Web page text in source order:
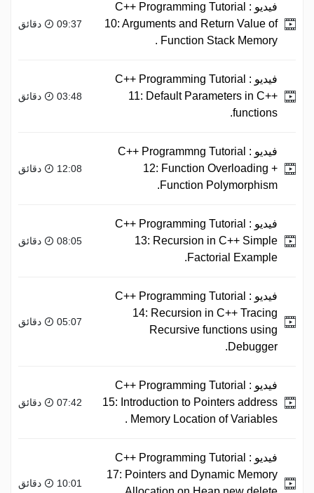
فيديو : C++ Programming Tutorial
10: Arguments and Return Value of
Function Stack Memory .
09:37 دقائق
فيديو : C++ Programming Tutorial
11: Default Parameters in C++
functions.
03:48 دقائق
فيديو : C++ Programmng Tutorial
12: Function Overloading +
Function Polymorphism.
12:08 دقائق
فيديو : C++ Programming Tutorial
13: Recursion in C++ Simple
Factorial Example.
08:05 دقائق
فيديو : C++ Programming Tutorial
14: Recursion in C++ Tracing
Recursive functions using
Debugger.
05:07 دقائق
فيديو : C++ Programming Tutorial
15: Introduction to Pointers address
Memory Location of Variables .
07:42 دقائق
فيديو : C++ Programming Tutorial
17: Pointers and Dynamic Memory
10:01 دقائق